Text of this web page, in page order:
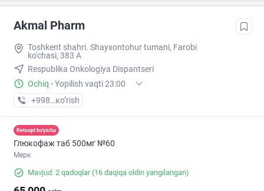
Akmal Pharm
Toshkent shahri. Shayxontohur tumani, Farobi
ko'chasi, 383 A
Respublika Onkologiya Dispantseri
Ochiq · Yopilish vaqti 23:00
+998 (99) XXX-XX-XX
кo’rish
Retsept bo'yicha
Глюкофаж таб 500мг №60
Мерк
Mavjud: 2 qadoqlar(16 daqiqa oldin yangilangan)